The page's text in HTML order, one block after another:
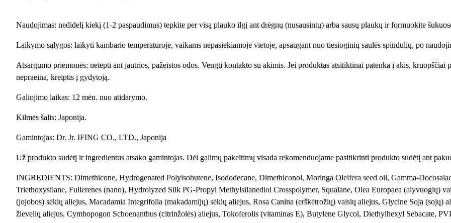
k
e
o
u
t
k
a
Naudojimas: nedidelį kiekį (1-2 paspaudimus) tepkite per visą plauko ilgį ant drėgnų (nusausintų) arba sausų plaukų ir formuokite
Laikymo sąlygos: laikyti kambario temperatūroje, vaikams nepasiekiamoje vietoje, apsaugant nuo tiesioginių saulės spindulių, po
Atsargumo priemonės: netepti ant jautrios, pažeistos odos. Vengti kontakto su akimis. Jei produktas atsitiktinai patenka į akis, kruopščiai
nepraeina, kreiptis į gydytoją.
Galiojimo laikas: 12 mėn. nuo atidarymo.
Kilmės šalis: Japonija.
Gamintojas: Dr. Jr. IFING CO., LTD., Japonija
Už produkto sudėtį ir ingredientus atsako gamintojas. Dėl galimų pakeitimų visada rekomenduojame pasitikrinti produkto sudėtį ant
INGREDIENTS: Dimethicone, Hydrogenated Polyisobutene, Isododecane, Dimethiconol, Moringa Oleifera seed oil, Gamma-
Triethoxysilane, Fullerenes (nano), Hydrolyzed Silk PG-Propyl Methylsilanediol Crosspolymer, Squalane, Olea Europaea (alyvuogių)
(jojobos) sėklų aliejus, Macadamia Integrifolia (makadamijų) sėklų aliejus, Rosa Canina (erškėtrožių) vaisių aliejus, Glycine Soja (sojų)
žievelių aliejus, Cymbopogon Schoenanthus (citrinžolės) aliejus, Tokoferolis (vitaminas E), Butylene Glycol, Diethylhexyl Sebacate,